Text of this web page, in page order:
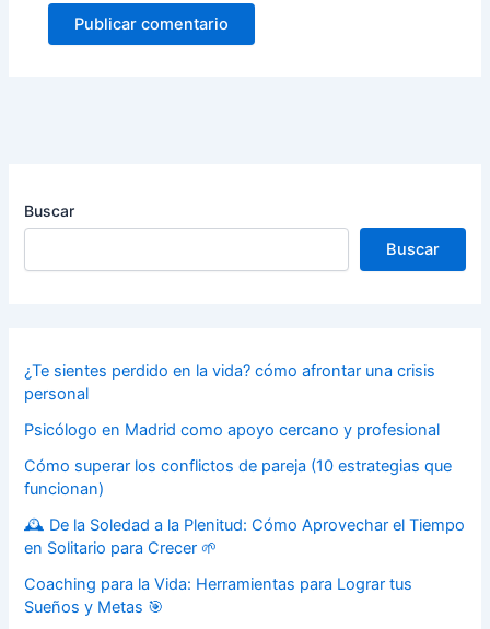
Buscar
Buscar
¿Te sientes perdido en la vida? cómo afrontar una crisis
personal
Psicólogo en Madrid como apoyo cercano y profesional
Cómo superar los conflictos de pareja (10 estrategias que
funcionan)
🕰️ De la Soledad a la Plenitud: Cómo Aprovechar el Tiempo
en Solitario para Crecer 🌱
Coaching para la Vida: Herramientas para Lograr tus
Sueños y Metas 🎯